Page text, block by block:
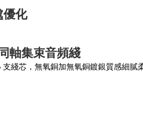
優化
軸集束音頻綫
綫芯，無氧銅加無氧銅鍍銀質感細膩